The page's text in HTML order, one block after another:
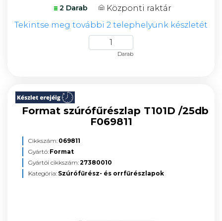
2 Darab
Központi raktár
Tekintse meg további 2 telephelyünk készletét
Darab
Format szúrófűrészlap T101D /25db
F069811
Cikkszám: 069811
Gyártó: Format
Gyártói cikkszám:27380010
Kategória: Szúrófűrész- és orrfűrészlapok